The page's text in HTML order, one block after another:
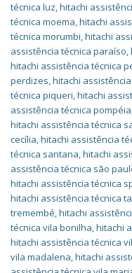
técnica luz,hitachi
técnica moema,hitachi
técnica morumbi,hitachi
assistência técnica paraíso,
hitachi assistência técnica
perdizes,hitachi
técnica piqueri,hitachi
assistência técnica pompéia
hitachi assistência técnica
cecília,hitachi assistência
técnica santana,hitachi
assistência técnica são
hitachi assistência técnica
hitachi assistência técnica
tremembé,hitachi
técnica vila bonilha,hitachi
hitachi assistência técnica
vila madalena,hitachi